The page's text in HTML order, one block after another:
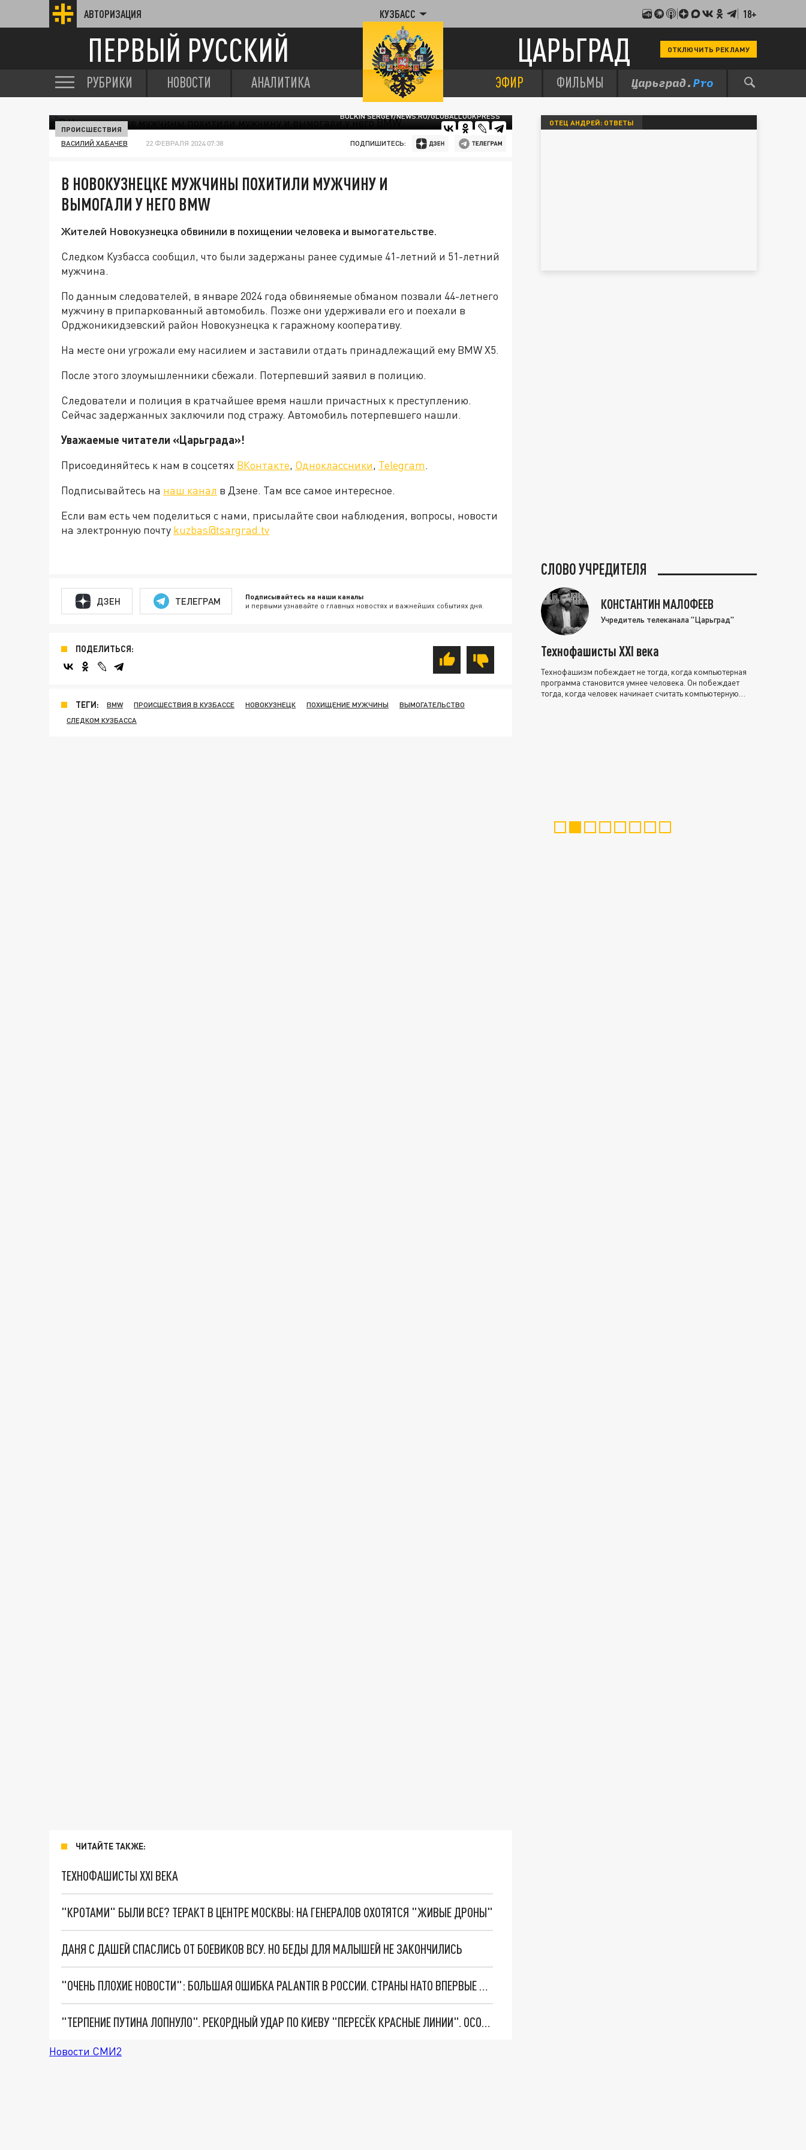
АВТОРИЗАЦИЯ КУЗБАСС 18+
ПЕРВЫЙ РУССКИЙ ЦАРЬГРАД ОТКЛЮЧИТЬ РЕКЛАМУ
РУБРИКИ НОВОСТИ АНАЛИТИКА ЭФИР ФИЛЬМЫ
BULKIN SERGEY/NEWS.RU/GLOBALLOOKPRESS
ПРОИСШЕСТВИЯ
ВАСИЛИЙ ХАБАЧЕВ 22 ФЕВРАЛЯ 2024 07:38 ПОДПИШИТЕСЬ:
В НОВОКУЗНЕЦКЕ МУЖЧИНЫ ПОХИТИЛИ МУЖЧИНУ И
ВЫМОГАЛИ У НЕГО BMW
Жителей Новокузнецка обвинили в похищении человека и вымогательстве.
Следком Кузбасса сообщил, что были задержаны ранее судимые 41-летний и 51-летний
мужчина.
По данным следователей, в январе 2024 года обвиняемые обманом позвали 44-летнего
мужчину в припаркованный автомобиль. Позже они удерживали его и поехали в
Орджоникидзевский район Новокузнецка к гаражному кооперативу.
На месте они угрожали ему насилием и заставили отдать принадлежащий ему BMW X5.
После этого злоумышленники сбежали. Потерпевший заявил в полицию.
Следователи и полиция в кратчайшее время нашли причастных к преступлению.
Сейчас задержанных заключили под стражу. Автомобиль потерпевшего нашли.
Уважаемые читатели «Царьграда»!
Присоединяйтесь к нам в соцсетях ВКонтакте, Одноклассники, Telegram.
Подписывайтесь на наш канал в Дзене. Там все самое интересное.
Если вам есть чем поделиться с нами, присылайте свои наблюдения, вопросы, новости
на электронную почту kuzbas@tsargrad.tv
ДЗЕН ТЕЛЕГРАМ Подписывайтесь на наши каналы
и первыми узнавайте о главных новостях и важнейших событиях дня.
ПОДЕЛИТЬСЯ:
ТЕГИ: BMW ПРОИСШЕСТВИЯ В КУЗБАССЕ НОВОКУЗНЕЦК ПОХИЩЕНИЕ МУЖЧИНЫ
ВЫМОГАТЕЛЬСТВО
СЛЕДКОМ КУЗБАССА
ЧИТАЙТЕ ТАКЖЕ:
ТЕХНОФАШИСТЫ XXI ВЕКА
"КРОТАМИ" БЫЛИ ВСЕ? ТЕРАКТ В ЦЕНТРЕ МОСКВЫ: НА ГЕНЕРАЛОВ ОХОТЯТСЯ "ЖИВЫЕ ДРОНЫ"
ДАНЯ С ДАШЕЙ СПАСЛИСЬ ОТ БОЕВИКОВ ВСУ. НО БЕДЫ ДЛЯ МАЛЫШЕЙ НЕ ЗАКОНЧИЛИСЬ
"ОЧЕНЬ ПЛОХИЕ НОВОСТИ": БОЛЬШАЯ ОШИБКА PALANTIR В РОССИИ. СТРАНЫ НАТО ВПЕРВЫЕ ЗА СВО ОСТАНОВИЛИ ПОСТАВКИ ОРУЖИЯ. ВСУ ТЕРЯЮТ ПРИГРАНИЧЬЕ?
"ТЕРПЕНИЕ ПУТИНА ЛОПНУЛО". РЕКОРДНЫЙ УДАР ПО КИЕВУ "ПЕРЕСЁК КРАСНЫЕ ЛИНИИ". ОСОБЫЕ СПЕЦЫ КНДР НА ЛБС? ТАЙНЫЕ ПЕРЕГОВОРЫ ЕВРОПЫ И МОСКВЫ
Новости СМИ2
ОТЕЦ АНДРЕЙ: ОТВЕТЫ
СЛОВО УЧРЕДИТЕЛЯ
КОНСТАНТИН МАЛОФЕЕВ
Учредитель телеканала "Царьград"
Технофашисты XXI века
Технофашизм побеждает не тогда, когда компьютерная
программа становится умнее человека. Он побеждает
тогда, когда человек начинает считать компьютерную